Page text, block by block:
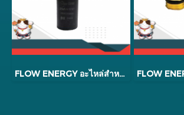
FLOW ENERGY อะไหล่สำหรับหัวปั้มใหม่ B2 รุ่น B2025